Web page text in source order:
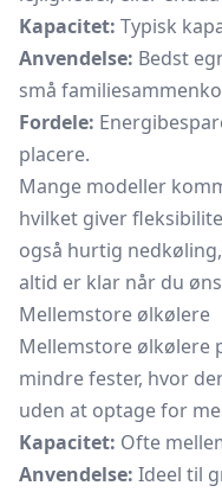
Kapacitet: Typisk
Anvendelse: Bedst
små
Fordele:
placere.
Mange modeller
hvilket giver
også hurtig
altid er klar når du
Mellemstore ølkølere
Mellemstore ølkølere
mindre fester, hvor
uden at optage for
Kapacitet: Ofte
Anvendelse: Ideel til